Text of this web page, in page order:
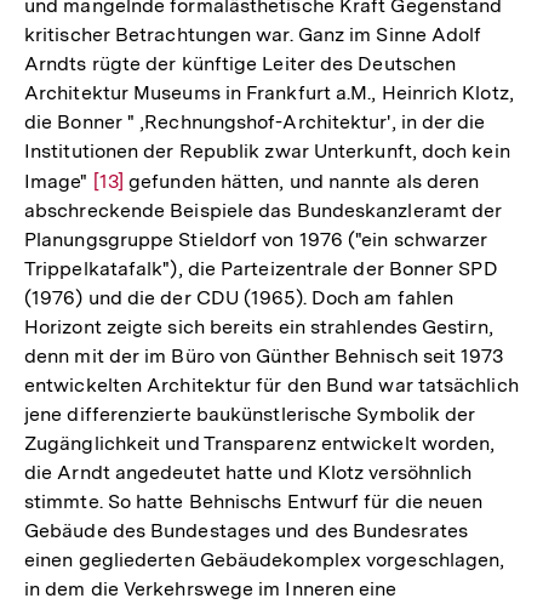
und mangelnde formalästhetische Kraft Gegenstand
kritischer Betrachtungen war. Ganz im Sinne Adolf
Arndts rügte der künftige Leiter des Deutschen
Architektur Museums in Frankfurt a.M., Heinrich Klotz,
die Bonner " ,Rechnungshof-Architektur', in der die
Institutionen der Republik zwar Unterkunft, doch kein
Image" Zur
Auflösung
der
Fußnote
[13] gefunden hätten, und nannte als deren
abschreckende Beispiele das Bundeskanzleramt der
Planungsgruppe Stieldorf von 1976 ("ein schwarzer
Trippelkatafalk"), die Parteizentrale der Bonner SPD
(1976) und die der CDU (1965). Doch am fahlen
Horizont zeigte sich bereits ein strahlendes Gestirn,
denn mit der im Büro von Günther Behnisch seit 1973
entwickelten Architektur für den Bund war tatsächlich
jene differenzierte baukünstlerische Symbolik der
Zugänglichkeit und Transparenz entwickelt worden,
die Arndt angedeutet hatte und Klotz versöhnlich
stimmte. So hatte Behnischs Entwurf für die neuen
Gebäude des Bundestages und des Bundesrates
einen gegliederten Gebäudekomplex vorgeschlagen,
in dem die Verkehrswege im Inneren eine